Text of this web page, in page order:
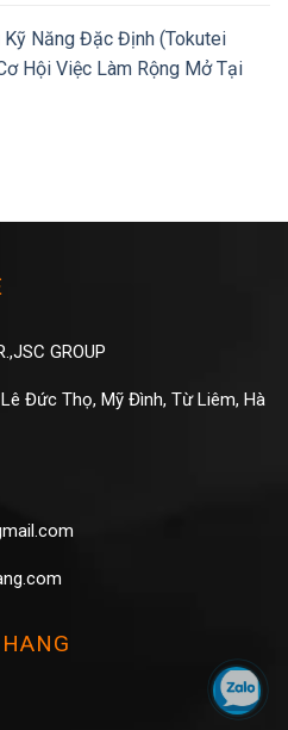
Năng Đặc Định (Tokutei
Hội Việc Làm Rộng Mở Tại
GROUP
Đức Thọ, Mỹ Đình, Từ Liêm, Hà